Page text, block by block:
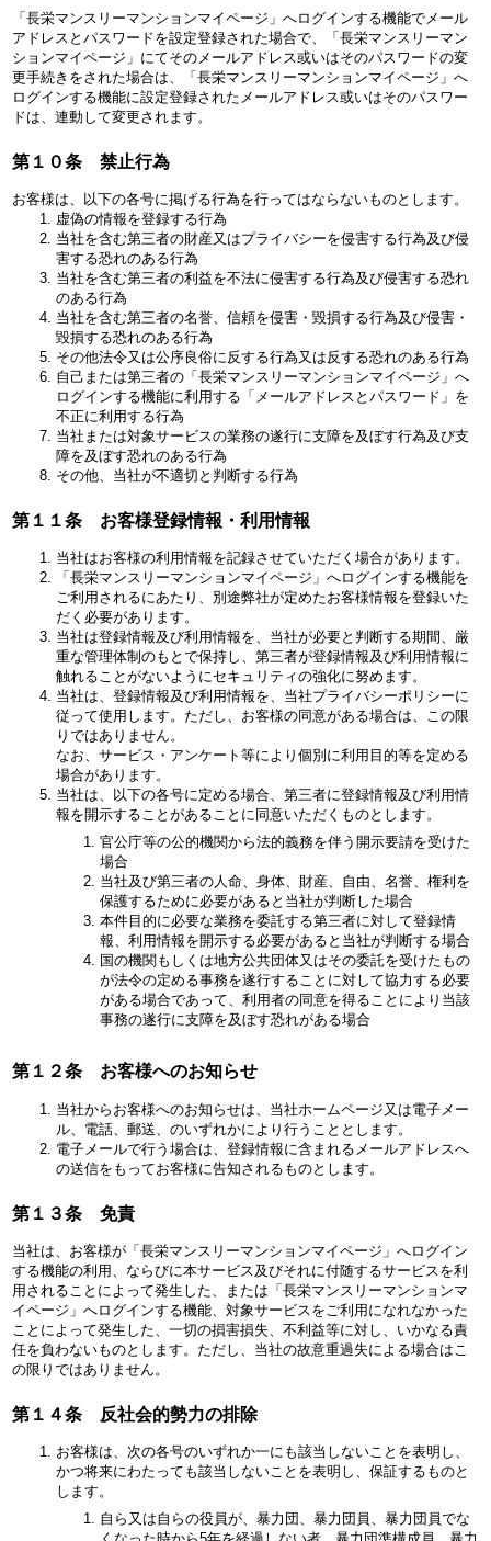
「長栄マンスリーマンションマイページ」へログインする機能でメール
アドレスとパスワードを設定登録された場合で、「長栄マンスリーマン
ションマイページ」にてそのメールアドレス或いはそのパスワードの変
更手続きをされた場合は、「長栄マンスリーマンションマイページ」へ
ログインする機能に設定登録されたメールアドレス或いはそのパスワー
ドは、連動して変更されます。
第１０条 禁止行為
お客様は、以下の各号に掲げる行為を行ってはならないものとします。
虚偽の情報を登録する行為
当社を含む第三者の財産又はプライバシーを侵害する行為及び侵
害する恐れのある行為
当社を含む第三者の利益を不法に侵害する行為及び侵害する恐れ
のある行為
当社を含む第三者の名誉、信頼を侵害・毀損する行為及び侵害・
毀損する恐れのある行為
その他法令又は公序良俗に反する行為又は反する恐れのある行為
自己または第三者の「長栄マンスリーマンションマイページ」へ
ログインする機能に利用する「メールアドレスとパスワード」を
不正に利用する行為
当社または対象サービスの業務の遂行に支障を及ぼす行為及び支
障を及ぼす恐れのある行為
その他、当社が不適切と判断する行為
第１１条 お客様登録情報・利用情報
当社はお客様の利用情報を記録させていただく場合があります。
「長栄マンスリーマンションマイページ」へログインする機能を
ご利用されるにあたり、別途弊社が定めたお客様情報を登録いた
だく必要があります。
当社は登録情報及び利用情報を、当社が必要と判断する期間、厳
重な管理体制のもとで保持し、第三者が登録情報及び利用情報に
触れることがないようにセキュリティの強化に努めます。
当社は、登録情報及び利用情報を、当社プライバシーポリシーに
従って使用します。ただし、お客様の同意がある場合は、この限
りではありません。
なお、サービス・アンケート等により個別に利用目的等を定める
場合があります。
当社は、以下の各号に定める場合、第三者に登録情報及び利用情
報を開示することがあることに同意いただくものとします。
官公庁等の公的機関から法的義務を伴う開示要請を受けた
場合
当社及び第三者の人命、身体、財産、自由、名誉、権利を
保護するために必要があると当社が判断した場合
本件目的に必要な業務を委託する第三者に対して登録情
報、利用情報を開示する必要があると当社が判断する場合
国の機関もしくは地方公共団体又はその委託を受けたもの
が法令の定める事務を遂行することに対して協力する必要
がある場合であって、利用者の同意を得ることにより当該
事務の遂行に支障を及ぼす恐れがある場合
第１２条 お客様へのお知らせ
当社からお客様へのお知らせは、当社ホームページ又は電子メー
ル、電話、郵送、のいずれかにより行うこととします。
電子メールで行う場合は、登録情報に含まれるメールアドレスへ
の送信をもってお客様に告知されるものとします。
第１３条 免責
当社は、お客様が「長栄マンスリーマンションマイページ」へログイン
する機能の利用、ならびに本サービス及びそれに付随するサービスを利
用されることによって発生した、または「長栄マンスリーマンションマ
イページ」へログインする機能、対象サービスをご利用になれなかった
ことによって発生した、一切の損害損失、不利益等に対し、いかなる責
任を負わないものとします。ただし、当社の故意重過失による場合はこ
の限りではありません。
第１４条 反社会的勢力の排除
お客様は、次の各号のいずれか一にも該当しないことを表明し、
かつ将来にわたっても該当しないことを表明し、保証するものと
します。
自ら又は自らの役員が、暴力団、暴力団員、暴力団員でな